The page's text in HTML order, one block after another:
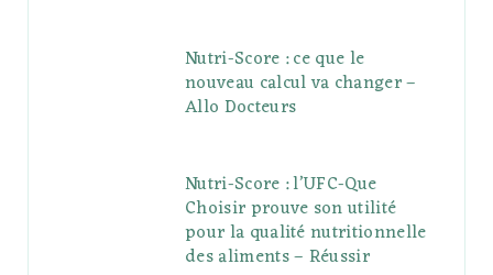
Nutri-Score : ce que le
nouveau calcul va changer –
Allo Docteurs
Nutri-Score : l’UFC-Que
Choisir prouve son utilité
pour la qualité nutritionnelle
des aliments – Réussir